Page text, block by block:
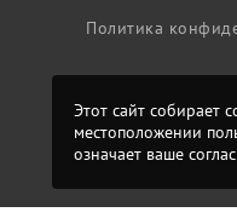
Политика
Этот сайт собирает
местоположении
означает ваше